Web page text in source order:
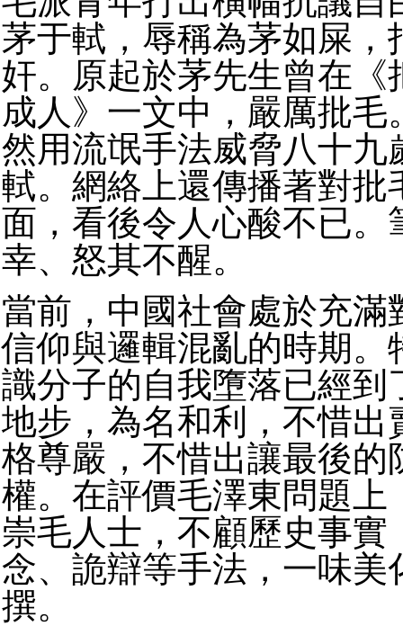
茅于軾，辱稱為茅如屎，
奸。原起於茅先生曾在《
成人》一文中，嚴厲批毛
然用流氓手法威脅八十九
軾。網絡上還傳播著對批
面，看後令人心酸不已。
幸、怒其不醒。
當前，中國社會處於充滿
信仰與邏輯混亂的時期。
識分子的自我墮落已經到
地步，為名和利，不惜出
格尊嚴，不惜出讓最後的
權。在評價毛澤東問題上
崇毛人士，不顧歷史事實
念、詭辯等手法，一味美
撰。